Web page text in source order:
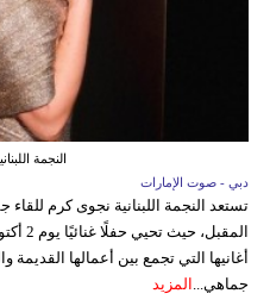
النجمة
دبي - صوت الإمارات
تستعد النجمة اللبنانية نجوى كرم
أغانيها التي تجمع بين أعمالها
جماهي... المزيد